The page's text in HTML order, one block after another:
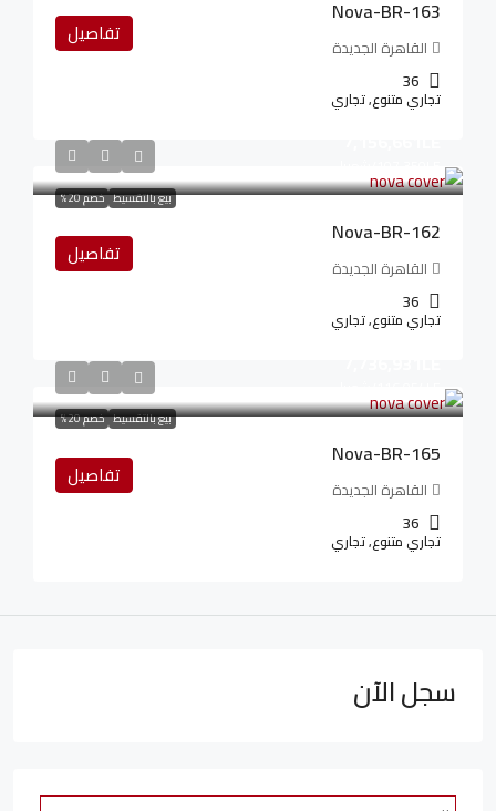
Nova-BR-163
القاهرة الجديدة
36
تجاري متنوع, تجاري
تفاصيل
بيع بالتقسيط خصم 20%
Nova-BR-162
القاهرة الجديدة
36
تجاري متنوع, تجاري
تفاصيل
بيع بالتقسيط خصم 20%
Nova-BR-165
القاهرة الجديدة
36
تجاري متنوع, تجاري
تفاصيل
سجل الآن